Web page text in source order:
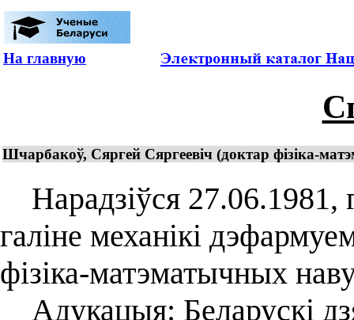
На главную
Шчарбакоў, Сяргей Сяргеевiч (доктар фізіка-
Нарадзіўся 27.06.1981,
галіне механікі
фізіка-матэматычных
Адукацыя: Беларускі